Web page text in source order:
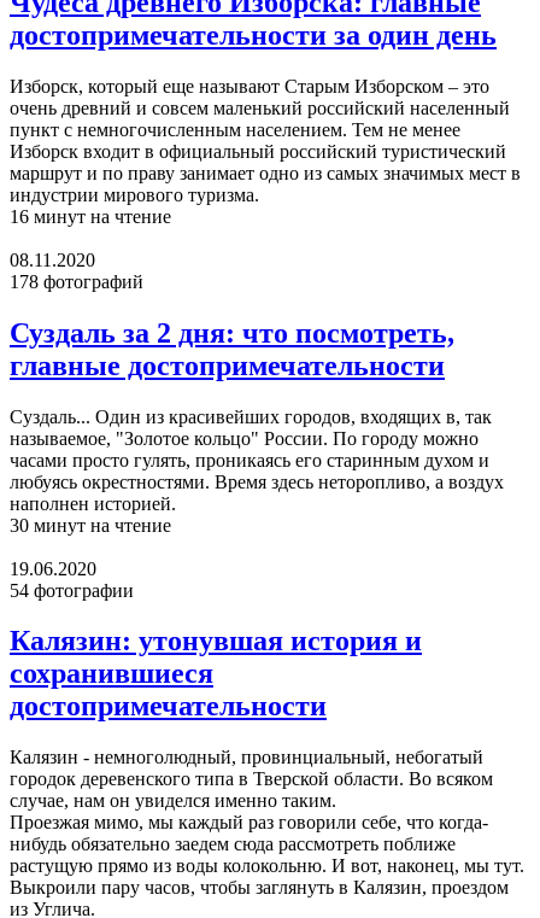
достопримечательности за один день
Изборск, который еще называют Старым Изборском – это
очень древний и совсем маленький российский населенный
пункт с немногочисленным населением. Тем не менее
Изборск входит в официальный российский туристический
маршрут и по праву занимает одно из самых значимых мест в
индустрии мирового туризма.
16 минут на чтение
08.11.2020
178 фотографий
Суздаль за 2 дня: что посмотреть,
главные достопримечательности
Суздаль... Один из красивейших городов, входящих в, так
называемое, "Золотое кольцо" России. По городу можно
часами просто гулять, проникаясь его старинным духом и
любуясь окрестностями. Время здесь неторопливо, а воздух
наполнен историей.
30 минут на чтение
19.06.2020
54 фотографии
Калязин: утонувшая история и
сохранившиеся
достопримечательности
Калязин - немноголюдный, провинциальный, небогатый
городок деревенского типа в Тверской области. Во всяком
случае, нам он увиделся именно таким.
Проезжая мимо, мы каждый раз говорили себе, что когда-
нибудь обязательно заедем сюда рассмотреть поближе
растущую прямо из воды колокольню. И вот, наконец, мы тут.
Выкроили пару часов, чтобы заглянуть в Калязин, проездом
из Углича.